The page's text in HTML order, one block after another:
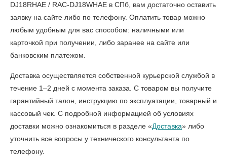
DJ18RHAE / RAC-DJ18WHAE в СПб , вам достаточно оставить
заявку на сайте либо по телефону. Оплатить товар можно
любым удобным для вас способом: наличными или
карточкой при получении, либо заранее на сайте или
банковским платежом.
Доставка осуществляется собственной курьерской службой в
течение 1–2 дней с момента заказа. С товаром вы получите
гарантийный талон, инструкцию по эксплуатации, товарный и
кассовый чек. С подробной информацией об условиях
доставки можно ознакомиться в разделе «Доставка» либо
уточнить все вопросы у технического консультанта по
телефону.